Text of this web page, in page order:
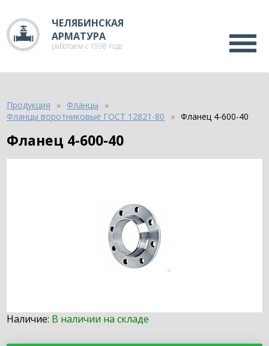
ЧЕЛЯБИНСКАЯ
АРМАТУРА
работаем с 1998 года
Продукция
Фланцы
Фланцы воротниковые ГОСТ 12821-80
Фланец 4-600-40
Фланец 4-600-40
Наличие: В наличии на складе